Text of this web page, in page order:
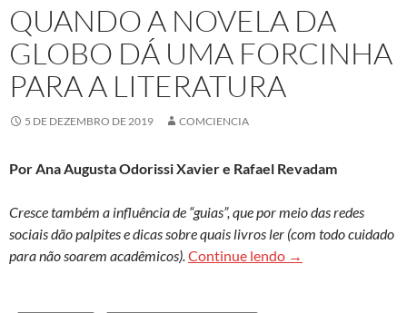
QUANDO A NOVELA DA
GLOBO DÁ UMA FORCINHA
PARA A LITERATURA
5 DE DEZEMBRO DE 2019 COMCIENCIA
Por Ana Augusta Odorissi Xavier e Rafael Revadam
Cresce também a influência de “guias”, que por meio das redes
sociais dão palpites e dicas sobre quais livros ler (com todo cuidado
para não soarem acadêmicos).Continue lendo Quando a novela
→